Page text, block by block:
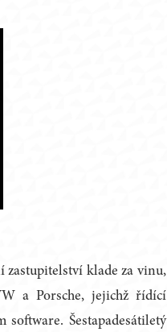
klade za vinu,
a Porsche, jejichž řídící
Šestapadesátiletý